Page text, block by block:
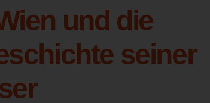
und die
seiner